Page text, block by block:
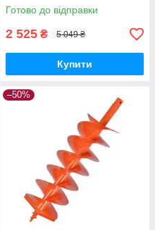
Готово до відправки
2 525 ₴ 5 049 ₴
Купити
–50%